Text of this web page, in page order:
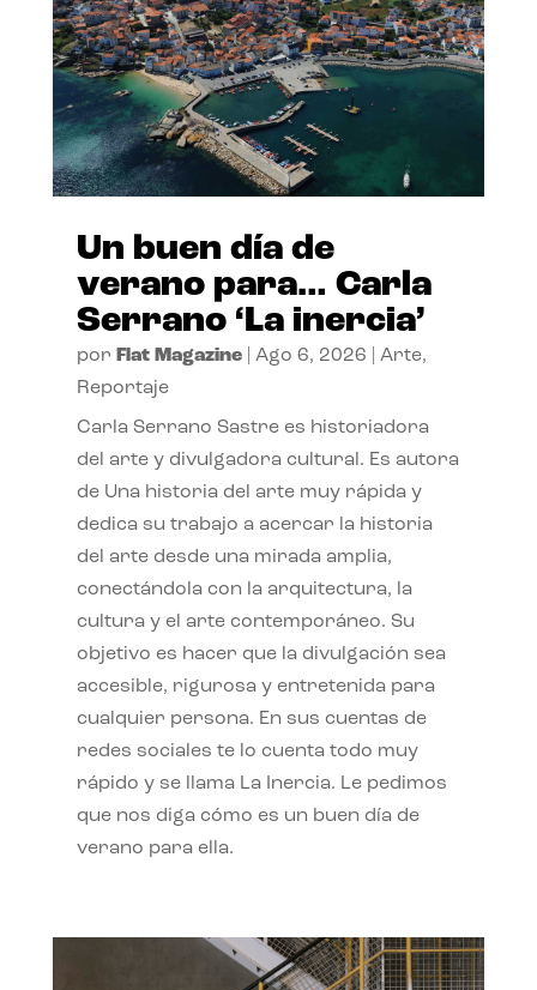
Un buen día de
verano para… Carla
Serrano ‘La inercia’
por Flat Magazine| Ago 6, 2026 Arte,
Reportaje
Carla Serrano Sastre es historiadora
del arte y divulgadora cultural. Es autora
de Una historia del arte muy rápida y
dedica su trabajo a acercar la historia
del arte desde una mirada amplia,
conectándola con la arquitectura, la
cultura y el arte contemporáneo. Su
objetivo es hacer que la divulgación sea
accesible, rigurosa y entretenida para
cualquier persona. En sus cuentas de
redes sociales te lo cuenta todo muy
rápido y se llama La Inercia. Le pedimos
que nos diga cómo es un buen día de
verano para ella.